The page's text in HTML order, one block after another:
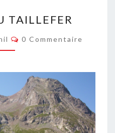
TOUR
DU
TAILLEFER
TAILLEFER
Commentaires
0 Commentaire